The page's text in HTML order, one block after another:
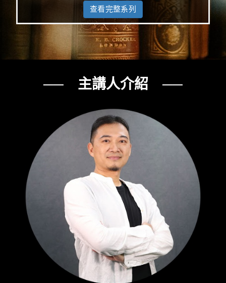
查看完整系列
── 主講人介紹 ──